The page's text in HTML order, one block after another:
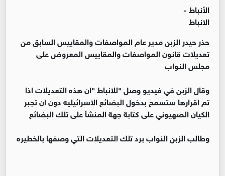
الأنباط -
الانباط
حذر حيدر الزبن مدير عام المواصفات والمقاييس السابق من
تعديلات قانون المواصفات والمقاييس المعروض على
مجلس النواب
وقال الزبن في فيديو وصل "للانباط "ان هذه التعديلات اذا
تم اقرارها ستسمح بدخول البضائع الاسرائيليه دون ان تجبر
الكيان الصهيوني على كتابة جهة المنشأ على تلك البضائع
وطالب الزبن النواب برد تلك التعديلات التي وصفها بالخطيره